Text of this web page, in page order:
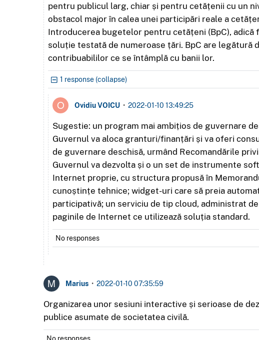
pentru publicul larg, chiar și pentru cetățenii cu un
obstacol major în calea unei participări reale a
Introducerea bugetelor pentru cetățeni (BpC),
soluție testată de numeroase țări. BpC are legătură
contribuabililor ce se întâmplă cu banii lor.
1 response (collapse)
Ovidiu VOICU • 2022-01-10 13:49:25
Sugestie: un program mai ambițios de guvernare
Guvernul va aloca granturi/finanțări și va oferi
de guvernare deschisă, urmând Recomandările
Guvernul va dezvolta și o un set de instrumente
Internet proprie, cu structura propusă în
cunoștințe tehnice; widget-uri care să preia
participativă; un serviciu de tip cloud, administrat
paginile de Internet ce utilizează soluția standard.
No responses
Marius • 2022-01-10 07:35:59
Organizarea unor sesiuni interactive și serioase de
publice asumate de societatea civilă.
No responses